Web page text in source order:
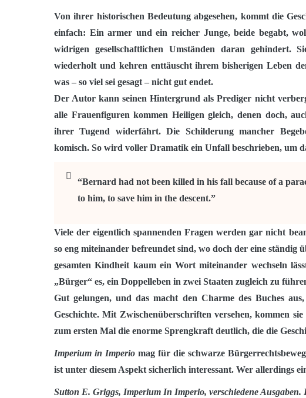
Von ihrer historischen Bedeutung abgesehen, kommt die
einfach: Ein armer und ein reicher Junge, beide begabt,
widrigen gesellschaftlichen Umständen daran gehindert.
wiederholt und kehren enttäuscht ihrem bisherigen Leben
was – so viel sei gesagt – nicht gut endet.
Der Autor kann seinen Hintergrund als Prediger nicht
alle Frauenfiguren kommen Heiligen gleich, denen doch,
ihrer Tugend widerfährt. Die Schilderung mancher
komisch. So wird voller Dramatik ein Unfall beschrieben, um
“Bernard had not been killed in his fall because of a
to him, to save him in the descent.”
Viele der eigentlich spannenden Fragen werden gar nicht
so eng miteinander befreundet sind, wo doch der eine
gesamten Kindheit kaum ein Wort miteinander wechseln
„Bürger“ es, ein Doppelleben in zwei Staaten zugleich zu
Gut gelungen, und das macht den Charme des Buches
Geschichte. Mit Zwischenüberschriften versehen, kommen
zum ersten Mal die enorme Sprengkraft deutlich, die die
Imperium in Imperiomag für die schwarze
ist unter diesem Aspekt sicherlich interessant. Wer allerdings
Sutton E. Griggs, Imperium In Imperio, verschiedene